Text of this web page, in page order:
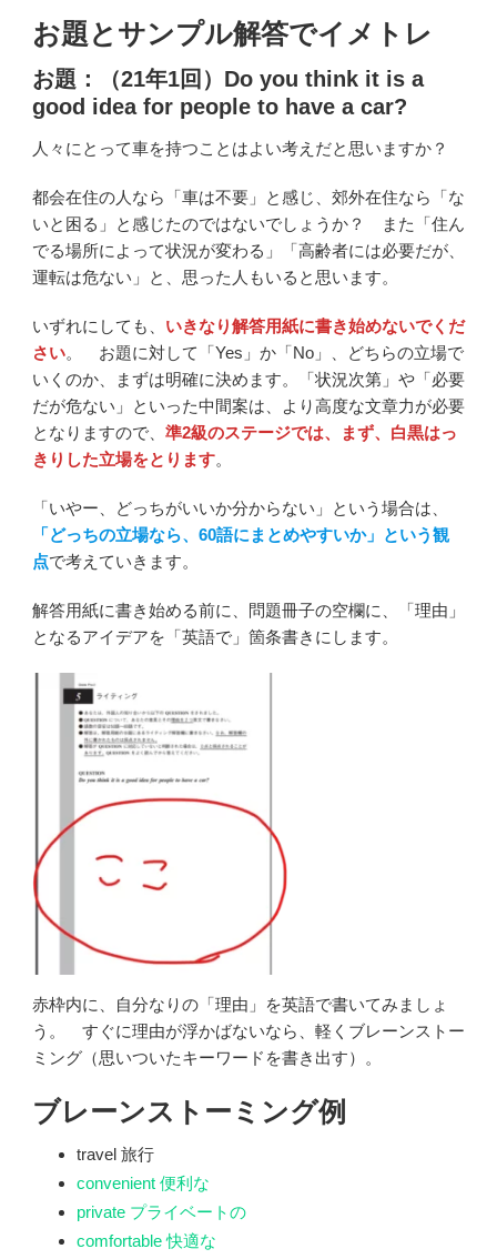
お題とサンプル解答でイメトレ
お題：（21年1回）Do you think it is a
good idea for people to have a car?
人々にとって車を持つことはよい考えだと思いますか？
都会在住の人なら「車は不要」と感じ、郊外在住なら「な
いと困る」と感じたのではないでしょうか？ また「住ん
でる場所によって状況が変わる」「高齢者には必要だが、
運転は危ない」と、思った人もいると思います。
いずれにしても、 いきなり解答用紙に書き始めないでくだ
さい。 お題に対して「Yes」か「No」、どちらの立場で
いくのか、まずは明確に決めます。「状況次第」や「必要
だが危ない」といった中間案は、より高度な文章力が必要
となりますので、 準2級のステージでは、まず、白黒はっ
きりした立場をとります。
「いやー、どっちがいいか分からない」という場合は、
「どっちの立場なら、60語にまとめやすいか」という観
点で考えていきます。
解答用紙に書き始める前に、問題冊子の空欄に、「理由」
となるアイデアを「英語で」箇条書きにします。
赤枠内に、自分なりの「理由」を英語で書いてみましょ
う。 すぐに理由が浮かばないなら、軽くブレーンストー
ミング（思いついたキーワードを書き出す）。
ブレーンストーミング例
travel 旅行
convenient 便利な
private プライベートの
comfortable 快適な